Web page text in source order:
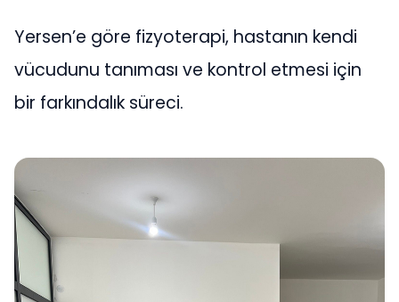
Yersen’e göre fizyoterapi, hastanın kendi
vücudunu tanıması ve kontrol etmesi için
bir farkındalık süreci.